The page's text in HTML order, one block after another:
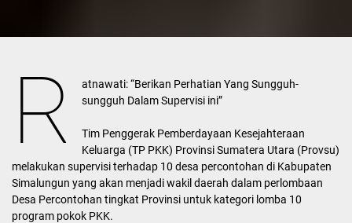
R
atnawati: “Berikan Perhatian Yang Sungguh-
sungguh Dalam Supervisi ini”
Tim Penggerak Pemberdayaan Kesejahteraan
Keluarga (TP PKK) Provinsi Sumatera Utara (Provsu)
melakukan supervisi terhadap 10 desa percontohan di Kabupaten
Simalungun yang akan menjadi wakil daerah dalam perlombaan
Desa Percontohan tingkat Provinsi untuk kategori lomba 10
program pokok PKK.